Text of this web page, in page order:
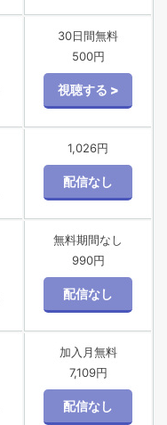
30日間無料
500円
1,026円
無料期間なし
990円
加入月無料
7,109円